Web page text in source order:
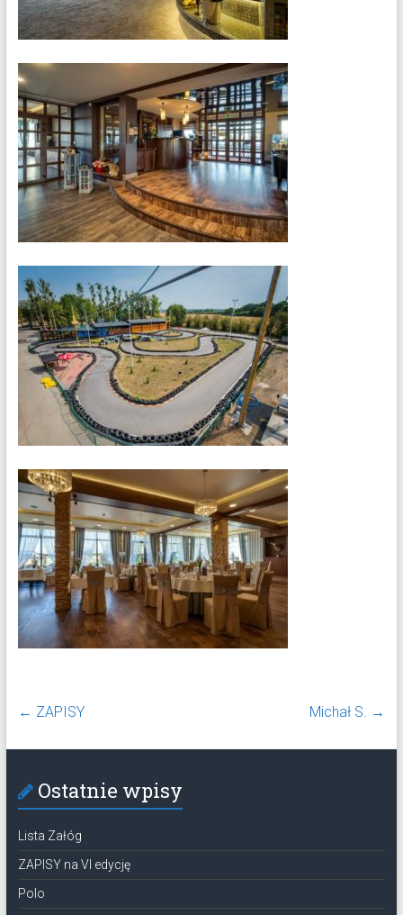
← ZAPISY Michał S. →
Ostatnie wpisy
Lista Załóg
ZAPISY na VI edycję
Polo